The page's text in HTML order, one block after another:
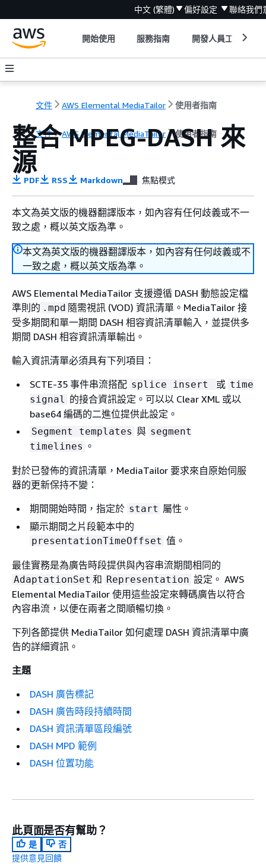
中文 (繁體) 偏好設定 聯絡我們
開始使用 服務指南 開發人員工具
文件 AWS Elemental MediaTailor 使用者指南
文件 AWS Elemental MediaTailor 使用者指南
整合 MPEG-DASH 來
源
PDF RSS Markdown 焦點模式
本文為英文版的機器翻譯版本，如內容有任何歧義或不一
致之處，概以英文版為準。
本文為英文版的機器翻譯版本，如內容有任何歧義或不
一致之處，概以英文版為準。
AWS Elemental MediaTailor 支援遵循 DASH 動態設定檔
準則的 .mpd 隨需視訊 (VOD) 資訊清單。MediaTailor 接
受多期間和單一期間 DASH 相容資訊清單輸入，並提供多
期間 DASH 相容資訊清單輸出。
輸入資訊清單必須具有下列項目：
SCTE-35 事件串流搭配 splice insert 或 time
signal 的接合資訊設定。可以以 Clear XML 或以
base64 編碼的二進位提供此設定。
Segment templates 與 segment
timelines 。
對於已發佈的資訊清單，MediaTailor 要求來自原始伺服
器的更新保持不變：
期間開始時間，指定於 start 屬性。
顯示期間之片段範本中的
presentationTimeOffset 值。
最佳實務是為廣告時段提供與內容串流期間相同的
AdaptationSet 和 Representation 設定。 AWS
Elemental MediaTailor 使用這些設定來轉碼廣告以符合
內容串流，以便在兩者之間順暢切換。
下列各節提供 MediaTailor 如何處理 DASH 資訊清單中廣
告的詳細資訊。
主題
DASH 廣告標記
DASH 廣告時段持續時間
DASH 資訊清單區段編號
DASH MPD 範例
DASH 位置功能
此頁面是否有幫助？
是
否
提供意見回饋